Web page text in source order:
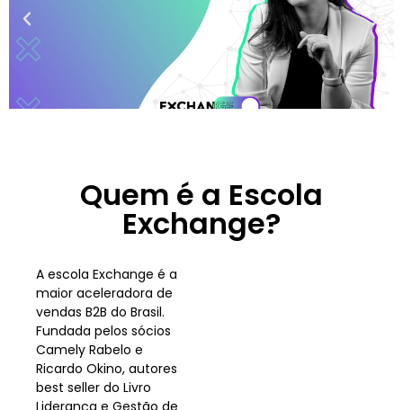
Quem é a Escola
Exchange?
A escola Exchange é a
maior aceleradora de
vendas B2B do Brasil.
Fundada pelos sócios
Camely Rabelo e
Ricardo Okino, autores
best seller do Livro
Liderança e Gestão de